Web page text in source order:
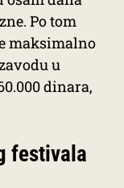
Po tom
maksimalno
u
dinara,
festivala